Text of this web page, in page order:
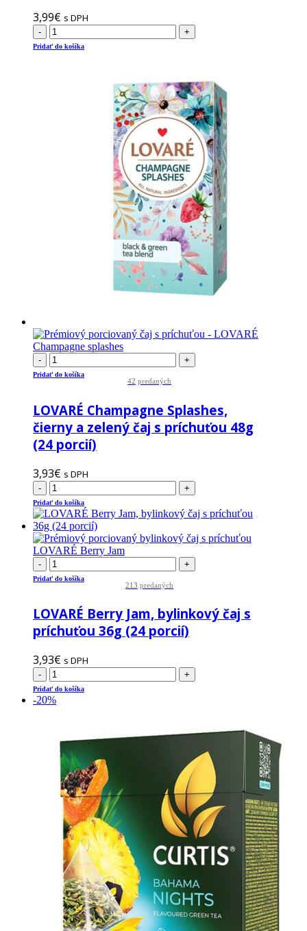
3,99€ s DPH
- +
Pridať do košíka
- +
Pridať do košíka
42 predaných
LOVARÉ Champagne Splashes,
čierny a zelený čaj s príchuťou 48g
(24 porcií)
3,93€ s DPH
- +
Pridať do košíka
- +
Pridať do košíka
213 predaných
LOVARÉ Berry Jam, bylinkový čaj s
príchuťou 36g (24 porcií)
3,93€ s DPH
- +
Pridať do košíka
-20%